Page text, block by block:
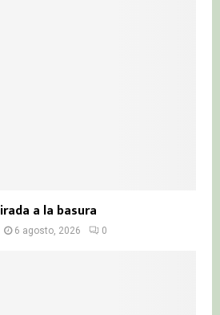
a la basura
6 agosto, 2026 0